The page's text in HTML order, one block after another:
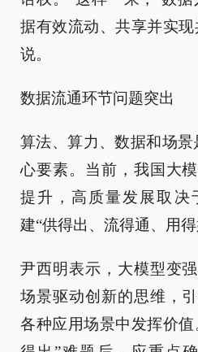
据有效流动、共享并实
说。
数据流通环节问题突出
算法、算力、数据和场
心要素。当前，我国大
提升，高质量发展取决
建“供得出、流得通、用得
尹西明表示，大模型变
场景驱动创新的思维，
各种应用场景中发挥价